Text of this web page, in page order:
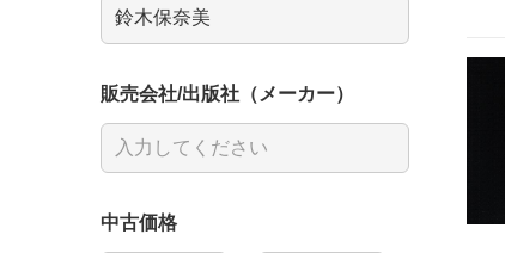
販売会社/出版社（メーカー）
中古価格